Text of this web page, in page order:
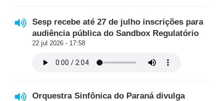
Sesp recebe até 27 de julho inscrições para
audiência pública do Sandbox Regulatório
22 jul 2026 - 17:58
Orquestra Sinfônica do Paraná divulga